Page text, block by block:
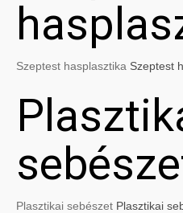
Szeptest hasplasztika Szeptest
Plasztikai sebészet Plasztikai